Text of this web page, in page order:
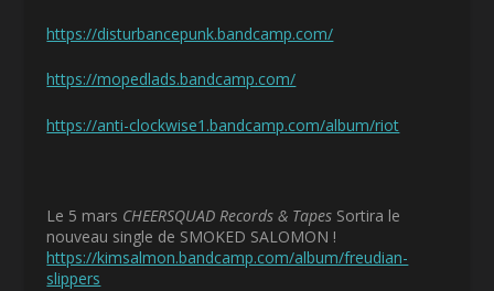
https://disturbancepunk.bandcamp.com/
https://mopedlads.bandcamp.com/
https://anti-clockwise1.bandcamp.com/album/riot
Le 5 mars CHEERSQUAD Records & Tapes Sortira le
nouveau single de SMOKED SALOMON !
https://kimsalmon.bandcamp.com/album/freudian-
slippers